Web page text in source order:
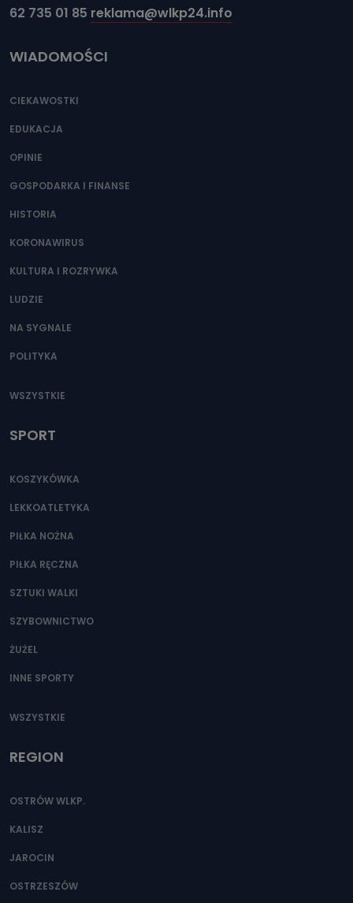
62 735 01 85 reklama@wlkp24.info
WIADOMOŚCI
CIEKAWOSTKI
EDUKACJA
OPINIE
GOSPODARKA I FINANSE
HISTORIA
KORONAWIRUS
KULTURA I ROZRYWKA
LUDZIE
NA SYGNALE
POLITYKA
WSZYSTKIE
SPORT
KOSZYKÓWKA
LEKKOATLETYKA
PIŁKA NOŻNA
PIŁKA RĘCZNA
SZTUKI WALKI
SZYBOWNICTWO
ŻUŻEL
INNE SPORTY
WSZYSTKIE
REGION
OSTRÓW WLKP.
KALISZ
JAROCIN
OSTRZESZÓW